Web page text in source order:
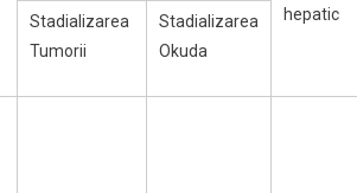
hepatic
Stadializarea
Tumorii
Stadializarea
Okuda